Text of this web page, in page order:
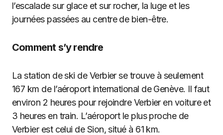
l’escalade sur glace et sur rocher, la luge et les
journées passées au centre de bien-être.
Comment s’y rendre
La station de ski de Verbier se trouve à seulement
167 km de l’aéroport international de Genève. Il faut
environ 2 heures pour rejoindre Verbier en voiture et
3 heures en train. L’aéroport le plus proche de
Verbier est celui de Sion, situé à 61 km.